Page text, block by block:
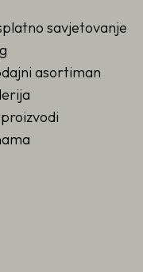
savjetovanje
asortiman